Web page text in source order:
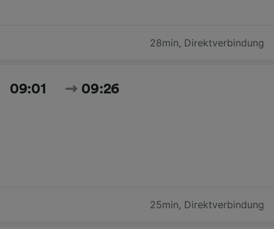
28min, Direktverbindung
09:01 09:26
25min, Direktverbindung